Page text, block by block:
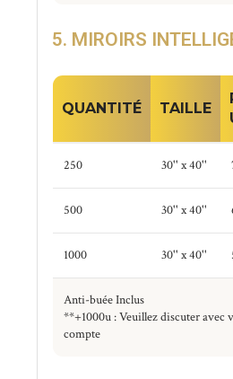
5. MIROIRS
QUANTITÉ TAILLE
250 30'' x 40''
500 30'' x 40''
1000 30'' x 40''
Anti-buée Inclus
**+1000u : Veuillez discuter avec
compte